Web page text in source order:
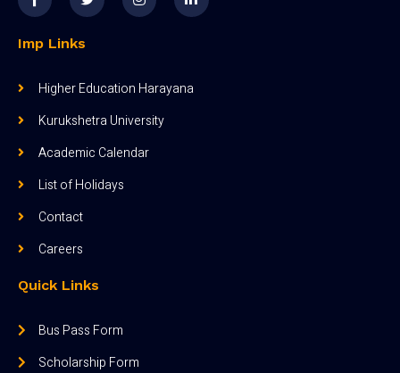
Imp Links
Higher Education Harayana
Kurukshetra University
Academic Calendar
List of Holidays
Contact
Careers
Quick Links
Bus Pass Form
Scholarship Form